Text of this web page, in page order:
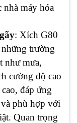
máy hóa
: Xích G80
trường
như mưa,
cường độ cao
đáp ứng
phù hợp với
Quan trọng